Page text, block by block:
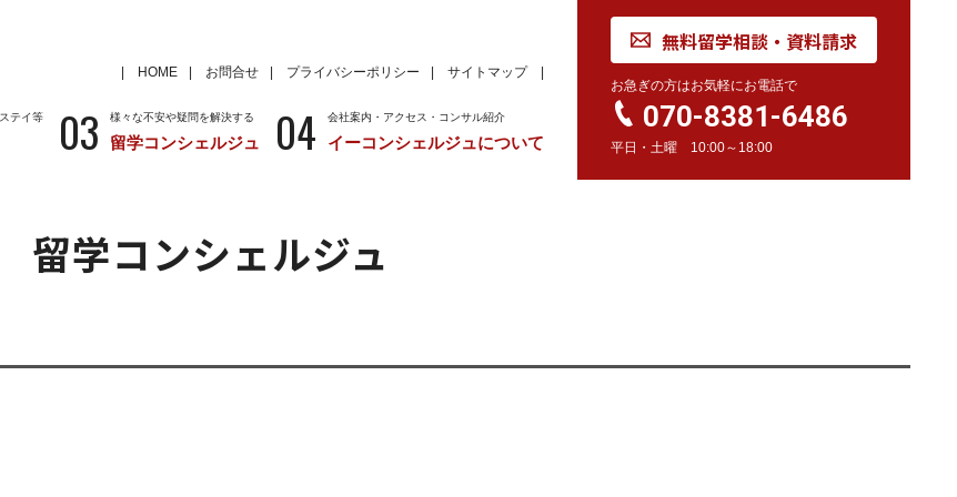
HOME お問合せ プライバシーポリシー サイトマップ
テイ等
留学情報 学校情報
03 様々な不安や疑問を解決する
留学コンシェルジュ 04 会社案内・アクセス・コンサル紹介
イーコンシェルジュについて
無料留学相談・資料請求
お急ぎの方はお気軽にお電話で
070-8381-6486
平日・土曜 10:00～18:00
留学コンシェルジュ